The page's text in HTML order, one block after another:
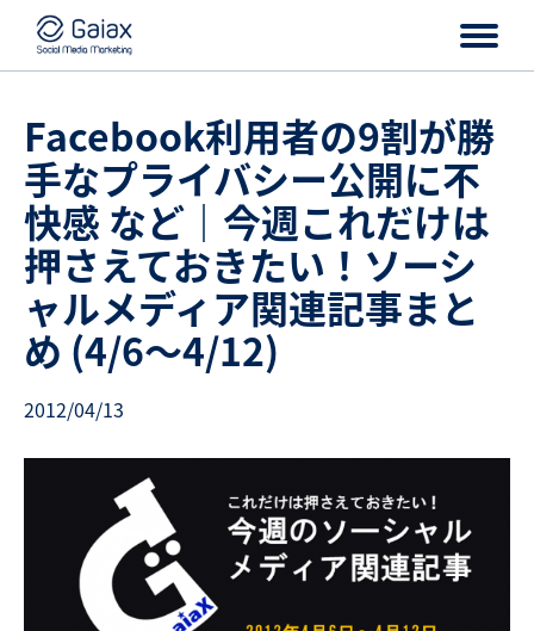
Facebook利用者の9割が勝
手なプライバシー公開に不
快感 など｜今週これだけは
押さえておきたい！ソーシ
ャルメディア関連記事まと
め (4/6～4/12)
2012/04/13